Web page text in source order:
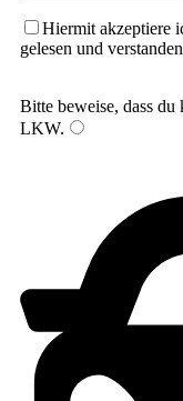
Hiermit akzeptiere
gelesen und
Bitte beweise, dass
LKW.